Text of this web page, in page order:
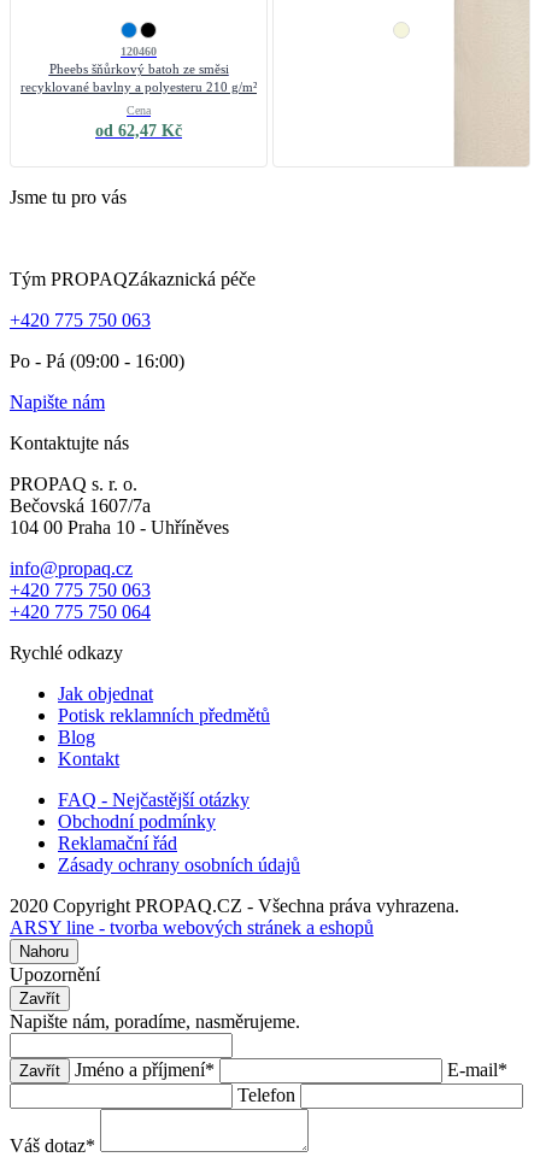
120460
Pheebs šňůrkový batoh ze směsi
recyklované bavlny a polyesteru 210 g/m²
Cena
od 62,47 Kč
Jsme tu pro vás
Tým PROPAQZákaznická péče
+420 775 750 063
Po - Pá (09:00 - 16:00)
Napište nám
Kontaktujte nás
PROPAQ s. r. o.
Bečovská 1607/7a
104 00 Praha 10 - Uhříněves
info@propaq.cz
+420 775 750 063
+420 775 750 064
Rychlé odkazy
Jak objednat
Potisk reklamních předmětů
Blog
Kontakt
FAQ - Nejčastější otázky
Obchodní podmínky
Reklamační řád
Zásady ochrany osobních údajů
2020 Copyright PROPAQ.CZ - Všechna práva vyhrazena.
ARSY line - tvorba webových stránek a eshopů
Nahoru
Upozornění
Zavřít
Napište nám, poradíme, nasměrujeme.
Zavřít Jméno a příjmení* E-mail*
Telefon
Váš dotaz*